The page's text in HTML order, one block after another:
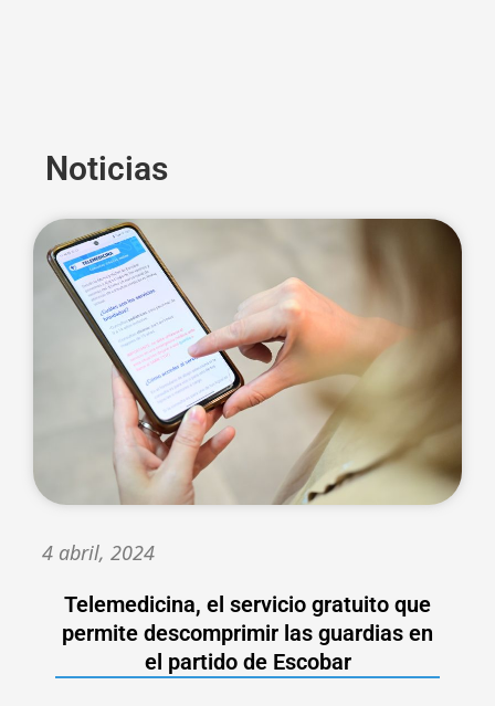
Noticias
4 abril, 2024
Telemedicina, el servicio gratuito que
permite descomprimir las guardias en
el partido de Escobar